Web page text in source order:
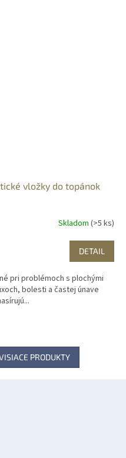
vložky do topánok
Skladom (>5 ks)
DETAIL
pri problémoch s plochými
bolesti a častej únave
PRODUKTY